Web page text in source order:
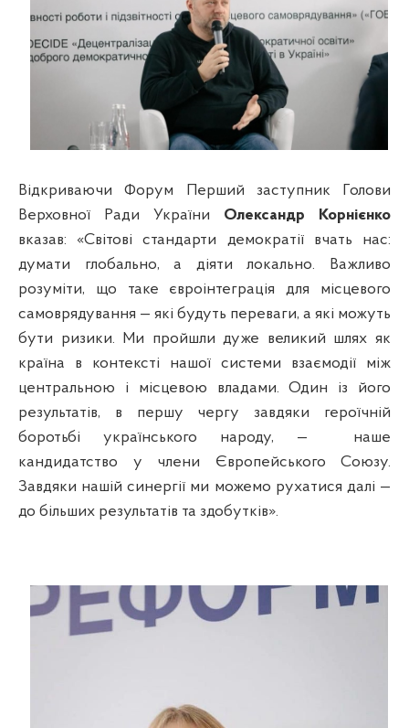
Відкриваючи Форум Перший заступник Голови
Верховної Ради України Олександр Корнієнко
вказав: «Світові стандарти демократії вчать нас:
думати глобально, а діяти локально. Важливо
розуміти, що таке євроінтеграція для місцевого
самоврядування — які будуть переваги, а які можуть
бути ризики. Ми пройшли дуже великий шлях як
країна в контексті нашої системи взаємодії між
центральною і місцевою владами. Один із його
результатів, в першу чергу завдяки героїчній
боротьбі українського народу, —
наше
кандидатство у члени Європейського Союзу.
Завдяки нашій синергії ми можемо рухатися далі —
до більших результатів та здобутків».